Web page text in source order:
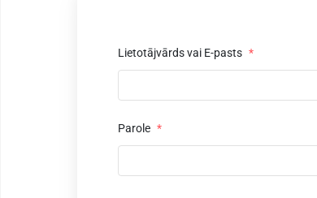
Lietotājvārds vai E-pasts *
Parole *